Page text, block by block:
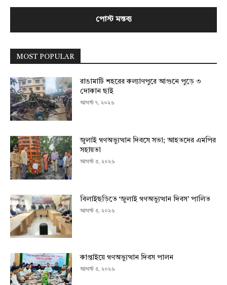
MOST POPULAR
রাঙামাটি শহরের কল্যাণপুরে আগুনে পুড়ে ৩
দোকান ছাই
আগস্ট ৭, ২০২৬
জুলাই গণঅভ্যুত্থান দিবসে সভা; আহতদের এমপির
সহায়তা
আগস্ট ৫, ২০২৬
বিলাইছড়িতে ‘জুলাই গণঅভ্যুত্থান দিবস’ পালিত
আগস্ট ৫, ২০২৬
কাপ্তাইয়ে গণঅভ্যুত্থান দিবস পালন
আগস্ট ৫, ২০২৬